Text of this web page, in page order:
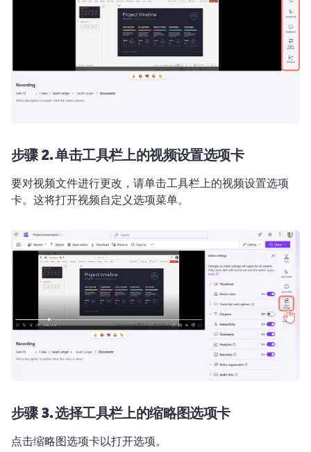
步骤 2.单击工具栏上的视频设置选项卡
要对视频文件进行更改，请单击工具栏上的视频设置选项
卡。 这将打开视频自定义选项菜单。
步骤 3.选择工具栏上的缩略图选项卡
点击缩略图选项卡以打开选项。